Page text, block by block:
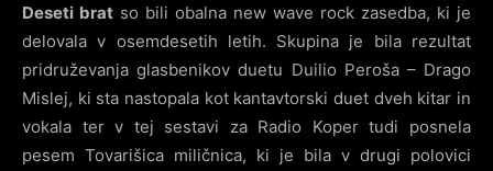
Deseti brat so bili obalna new wave rock zasedba, ki je
delovala v osemdesetih letih. Skupina je bila rezultat
pridruževanja glasbenikov duetu Duilio Peroša – Drago
Mislej, ki sta nastopala kot kantavtorski duet dveh kitar in
vokala ter v tej sestavi za Radio Koper tudi posnela
pesem Tovarišica miličnica, ki je bila v drugi polovici